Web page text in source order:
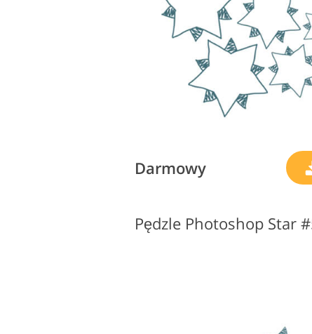
Darmowy
Pędzle Photoshop Star